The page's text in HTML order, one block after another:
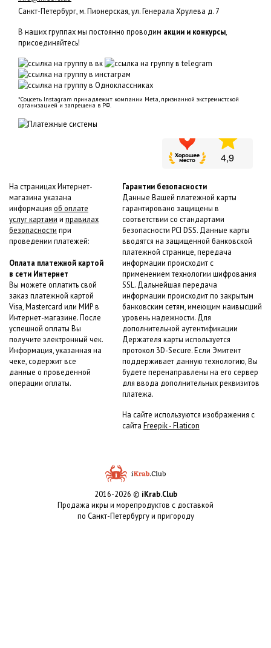
Санкт-Петербург, м. Пионерская, ул. Генерала Хрулева д. 7
В наших группах мы постоянно проводим акции и конкурсы
присоединяйтесь!
*Соцсеть Instagram принадлежит компании Meta, признанной экстремистской
организацией и запрещена в РФ.
На страницах Интернет-
магазина указана
информация об оплате
услуг картами и правилах
безопасности при
проведении платежей:
Оплата платежной картой
в сети Интернет
Вы можете оплатить свой
заказ платежной картой
Visa, Mastercard или МИР в
Интернет-магазине. После
успешной оплаты Вы
получите электронный чек.
Информация, указанная на
чеке, содержит все
данные о проведенной
операции оплаты.
Гарантии безопасности
Данные Вашей платежной карты
гарантировано защищены в
соответствии со стандартами
безопасности PCI DSS. Данные карты
вводятся на защищенной банковской
платежной странице, передача
информации происходит с
применением технологии шифрования
SSL. Дальнейшая передача
информации происходит по закрытым
банковским сетям, имеющим наивысший
уровень надежности. Для
дополнительной аутентификации
Держателя карты используется
протокол 3D-Secure. Если Эмитент
поддерживает данную технологию, Вы
будете перенаправлены на его сервер
для ввода дополнительных реквизитов
платежа.
На сайте используются изображения с
сайта Freepik - Flaticon
2016-2026 © iKrab.Club
Продажа икры и морепродуктов с доставкой
по Санкт-Петербургу и пригороду